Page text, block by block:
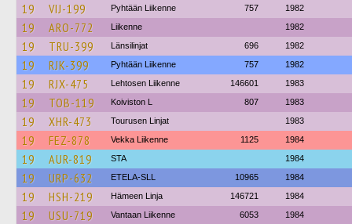
19 VIJ-199 Pyhtään Liikenne 757 1982
19 ARO-772 Liikenne 1982
19 TRU-399 Länsilinjat 696 1982
19 RJK-399 Pyhtään Liikenne 757 1982
19 RJX-475 Lehtosen Liikenne 146601 1983
19 TOB-119 Koiviston L 807 1983
19 XHR-473 Tourusen Linjat 1983
19 FEZ-878 Vekka Liikenne 1125 1984
19 AUR-819 STA 1984
19 URP-632 ETELA-SLL 10965 1984
19 HSH-219 Hämeen Linja 146721 1984
19 USU-719 Vantaan Liikenne 6053 1984